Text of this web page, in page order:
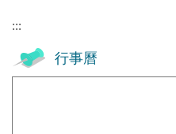
:::
行事曆